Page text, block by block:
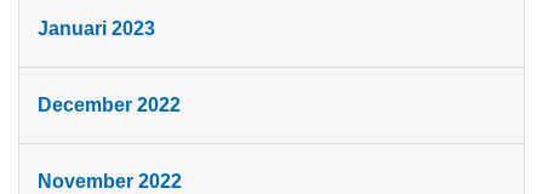
Januari 2023
December 2022
November 2022